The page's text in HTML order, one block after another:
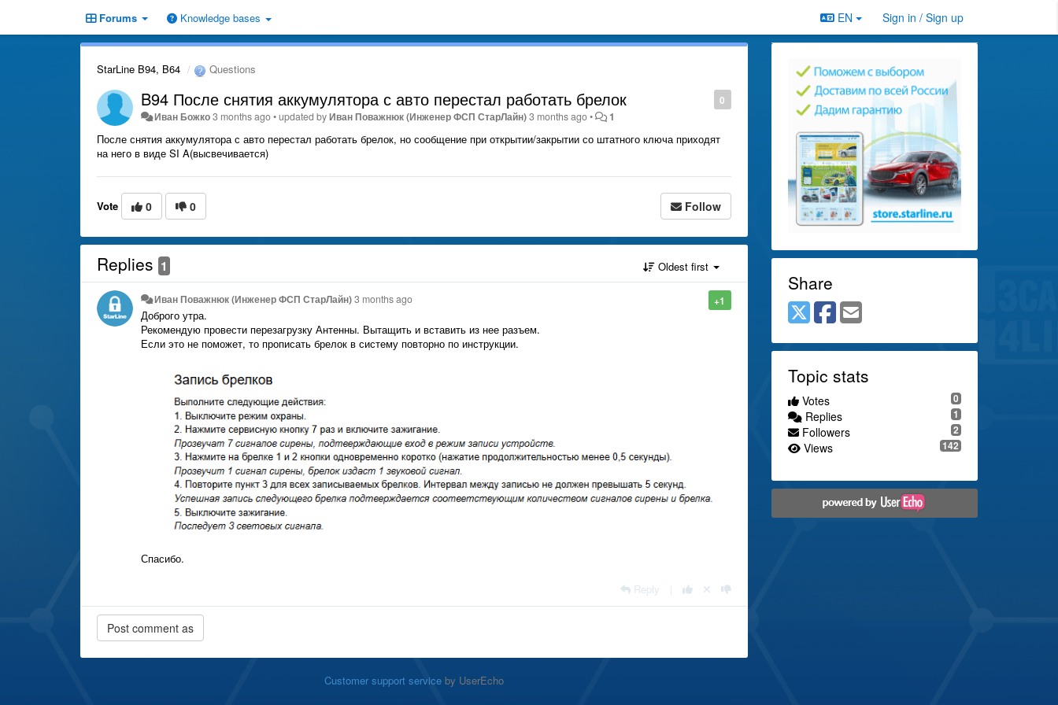
Forums Knowledge bases EN Sign in / Sign up
StarLine B94, B64 Questions
0
B94 После снятия аккумулятора с авто перестал работать брелок
Иван Божко3 months ago•updated byИван Поважнюк (Инженер ФСП СтарЛайн)3 months ago• 1
После снятия аккумулятора с авто перестал работать брелок, но сообщение при открытии/закрытии со штатного ключа приходят
на него в виде SI A(высвечивается)
Vote 0 0 Follow
Replies 1 Oldest first
+1
Иван Поважнюк (Инженер ФСП СтарЛайн)3 months ago
Доброго утра.
Рекомендую провести перезагрузку Антенны. Вытащить и вставить из нее разъем.
Если это не поможет, то прописать брелок в систему повторно по инструкции.
Спасибо.
Reply
Customer support serviceby UserEcho
Share
Topic stats
0
Votes
1
Replies
2
Followers
142
Views